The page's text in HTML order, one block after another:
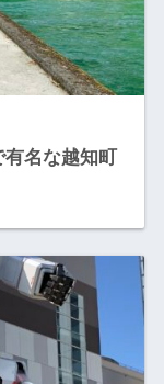
有名な越知町